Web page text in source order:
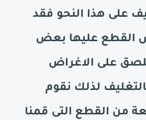
على هذا النحو فقد
القطع عليها بعض
على الاغراض
لذلك نقوم
من القطع التى قمنا